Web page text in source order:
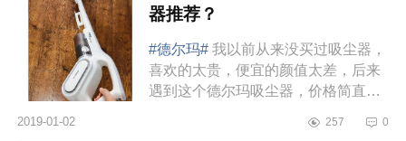
器推荐？
#德尔玛# 我以前从来没买过吸尘器，
喜欢的太贵，便宜的颜值太差，后来
遇到这个德尔玛吸尘器，价格简直是
果断入手。用了一段时没有任何问...
2019-01-02 257 0